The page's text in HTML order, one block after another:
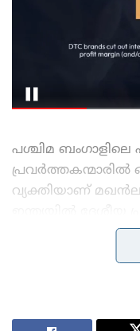
പശ്ചിമ ബംഗാളിലെ
പ്രവർത്തകന്മാരിൽ
വ്യക്തിയാണ്
പുലർത്ത്തിയിരുന്ന
സ്ഥാപകൻ ശ്യാമ
ജനസംഘം കാലം